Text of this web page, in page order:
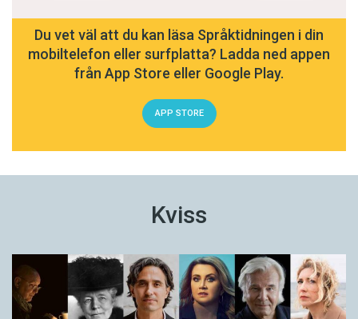
Du vet väl att du kan läsa Språktidningen i din
mobiltelefon eller surfplatta? Ladda ned appen
från App Store eller Google Play.
APP STORE
Kviss